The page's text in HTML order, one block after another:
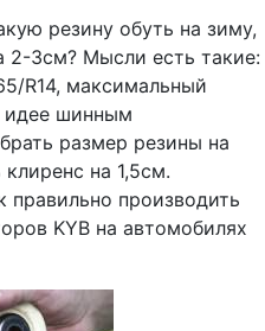
резину обуть на зиму,
2-3см? Мысли есть такие:
R14, максимальный
идее шинным
размер резины на
на 1,5см.
правильно производить
KYB на автомобилях